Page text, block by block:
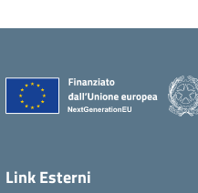
Link Esterni